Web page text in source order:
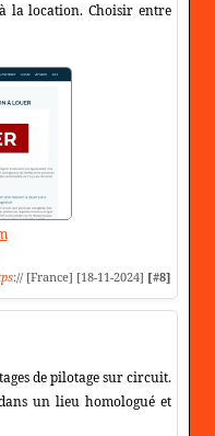
la location. Choisir entre
:// [France] [18-11-2024] [#8]
de pilotage sur circuit.
un lieu homologué et